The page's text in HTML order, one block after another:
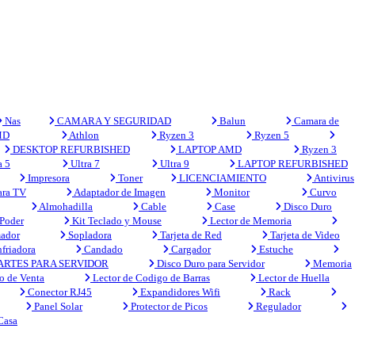
Nas CAMARA Y SEGURIDAD Balun
Camara de
Athlon Ryzen 3
Ryzen 5
DESKTOP REFURBISHED LAPTOP AMD
Ryzen 3
5 Ultra 7 Ultra 9
LAPTOP REFURBISHED
Impresora Toner LICENCIAMIENTO
Antivirus
TV Adaptador de Imagen Monitor
Curvo
Almohadilla Cable Case
Disco Duro
Kit Teclado y Mouse
Lector de Memoria
Sopladora Tarjeta de Red
Tarjeta de Video
Candado Cargador
Estuche
PARA SERVIDOR Disco Duro para Servidor
Memoria
de Venta Lector de Codigo de Barras
Lector de Huella
Conector RJ45 Expandidores Wifi
Rack
Panel Solar Protector de Picos
Regulador